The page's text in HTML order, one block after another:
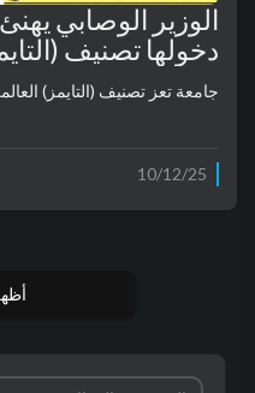
الوزير الوصابي
دخولها تصنيف
2026
جامعة تعز تصنيف (التايمز) العالمي
10/12/25